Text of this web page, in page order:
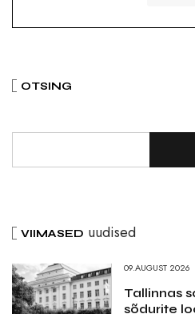
OTSING
VIIMASED uudised
09.AUGUST 2026
Tallinnas
sõdurite